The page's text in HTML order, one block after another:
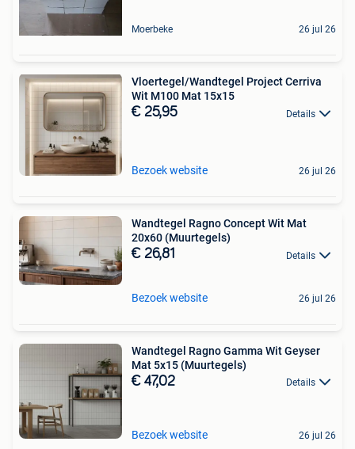
Moerbeke 26 jul 26
Vloertegel/Wandtegel Project Cerriva
Wit M100 Mat 15x15
€ 25,95 Details
Bezoek website 26 jul 26
Wandtegel Ragno Concept Wit Mat
20x60 (Muurtegels)
€ 26,81 Details
Bezoek website 26 jul 26
Wandtegel Ragno Gamma Wit Geyser
Mat 5x15 (Muurtegels)
€ 47,02 Details
Bezoek website 26 jul 26